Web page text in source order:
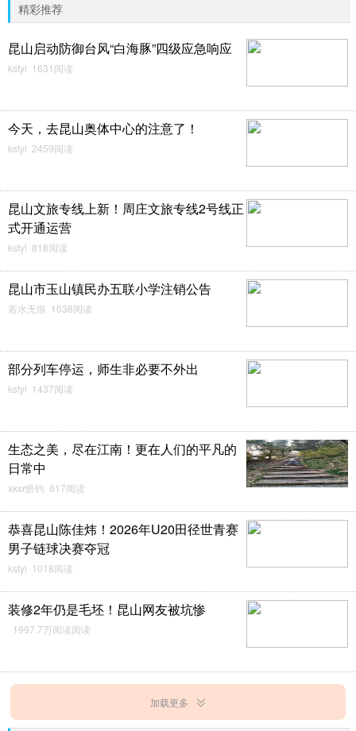
精彩推荐
昆山启动防御台风“白海豚”四级应急响应
kstyl 1631阅读
今天，去昆山奥体中心的注意了！
kstyl 2459阅读
昆山文旅专线上新！周庄文旅专线2号线正
式开通运营
kstyl 818阅读
昆山市玉山镇民办五联小学注销公告
若水无痕 1638阅读
部分列车停运，师生非必要不外出
kstyl 1437阅读
生态之美，尽在江南！更在人们的平凡的
日常中
xksr皓钧 617阅读
恭喜昆山陈佳炜！2026年U20田径世青赛
男子链球决赛夺冠
kstyl 1018阅读
装修2年仍是毛坯！昆山网友被坑惨
1997.7万阅读阅读
加载更多